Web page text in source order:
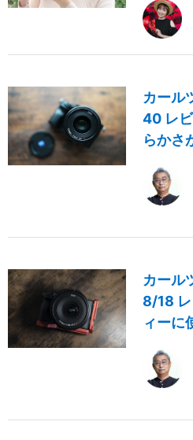
カール
40 レ
らかさ
カール
8/18
ィーに